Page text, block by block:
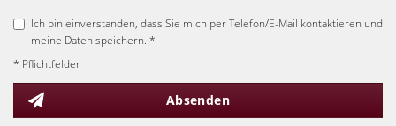
Ich bin einverstanden, dass Sie mich per Telefon/E-Mail kontaktieren und
meine Daten speichern. *
* Pflichtfelder
Absenden